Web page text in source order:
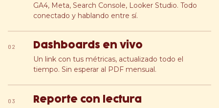
GA4, Meta, Search Console, Looker Studio. Todo
conectado y hablando entre sí.
02 Dashboards en vivo
Un link con tus métricas, actualizado todo el
tiempo. Sin esperar al PDF mensual.
03 Reporte con lectura